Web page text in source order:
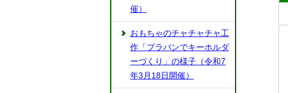
催）
おもちゃのチャチャチャ工
作「プラバンでキーホルダ
ーづくり」の様子（令和7
年3月18日開催）